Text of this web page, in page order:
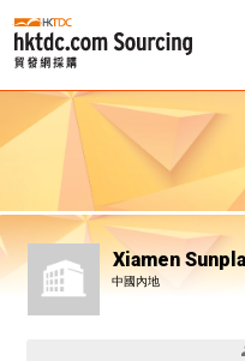
Xiamen
中國內地